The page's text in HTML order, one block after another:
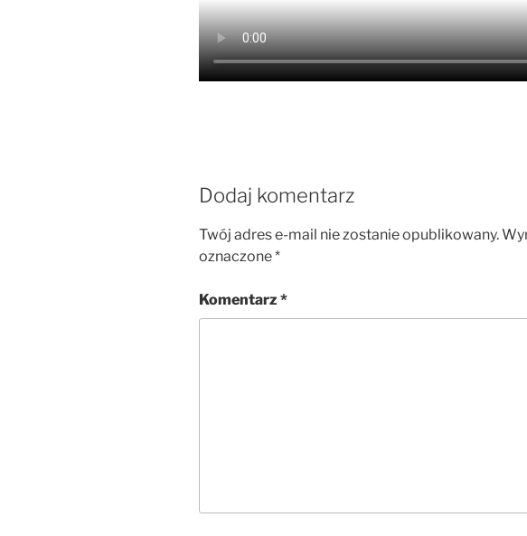
Dodaj komentarz
Twój adres e-mail nie zostanie opublikowany.
oznaczone*
Komentarz *